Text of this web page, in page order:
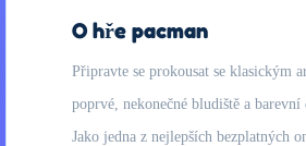
O hře pacman
Připravte se prokousat se klasickým
poprvé, nekonečné bludiště a
Jako jedna z nejlepších bezplatných